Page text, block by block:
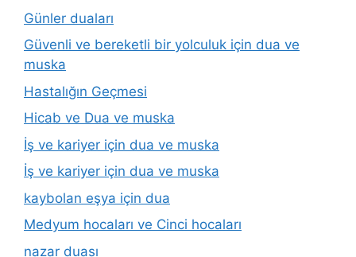
Günler duaları
Güvenli ve bereketli bir yolculuk için dua ve
muska
Hastalığın Geçmesi
Hicab ve Dua ve muska
İş ve kariyer için dua ve muska
İş ve kariyer için dua ve muska
kaybolan eşya için dua
Medyum hocaları ve Cinci hocaları
nazar duası